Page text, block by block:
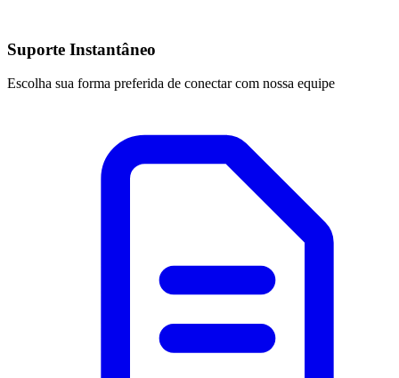
Suporte Instantâneo
Escolha sua forma preferida de conectar com nossa equipe